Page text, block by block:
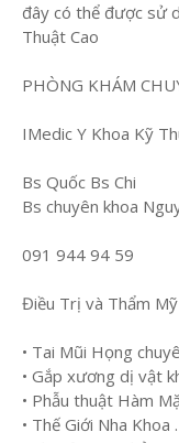
đây có thể được sử
Thuật Cao
PHÒNG KHÁM
IMedic Y Khoa Kỹ
Bs Quốc Bs Chi
Bs chuyên khoa
091 944 94 59
Điều Trị và Thẩm
• Tai Mũi Họng
• Gắp xương dị vật
• Phẫu thuật Hàm
• Thế Giới Nha Khoa